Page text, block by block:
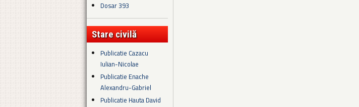
Dosar 393
Stare civilă
Publicatie Cazacu
Iulian-Nicolae
Publicatie Enache
Alexandru-Gabriel
Publicatie Hauta David